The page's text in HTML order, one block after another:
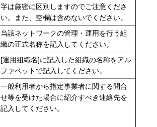
字は厳密に区別しますのでご注意くださ
い。また、空欄は含めないでください。
当該ネットワークの管理・運用を行う組
織の正式名称を記入してください。
[運用組織名]に記入した組織の名称をアル
ファベットで記入してください。
一般利用者から指定事業者に関する問合
せ等を受けた場合に紹介すべき連絡先を
記入してください。